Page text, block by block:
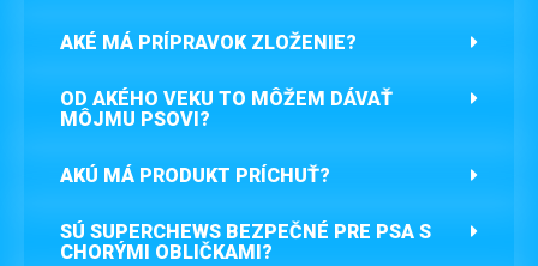
AKÉ MÁ PRÍPRAVOK ZLOŽENIE?
OD AKÉHO VEKU TO MÔŽEM DÁVAŤ
MÔJMU PSOVI?
AKÚ MÁ PRODUKT PRÍCHUŤ?
SÚ SUPERCHEWS BEZPEČNÉ PRE PSA S
CHORÝMI OBLIČKAMI?